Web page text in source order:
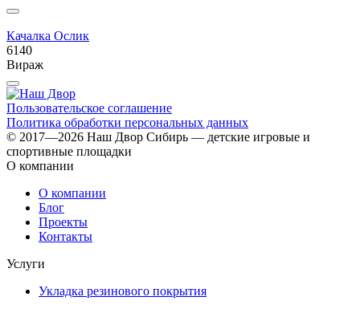
Качалка Ослик
6140
Вираж
Пользовательское соглашение
Политика обработки персональных данных
© 2017—2026 Наш Двор Сибирь — детские игровые и
спортивные площадки
О компании
О компании
Блог
Проекты
Контакты
Услуги
Укладка резинового покрытия